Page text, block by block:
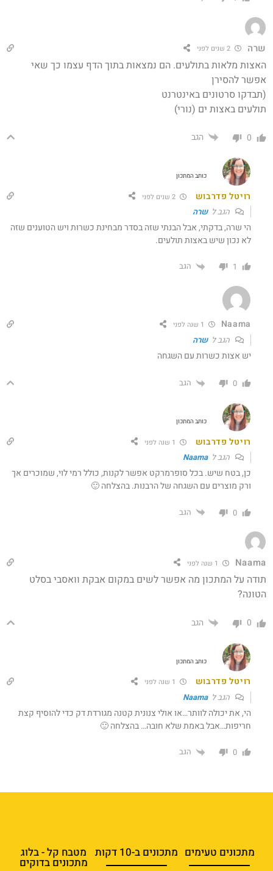
שרה 2 שנים לפני
האצות מלאות בתולעים. הם נמצאות בתוך הדף עצמו כך שאי
אפשר להסירן
(תבדקו סרטונים באינטרנט
תולעים באצות ים (נורי)
0 הגב
כותב המתכון
רויטל פדרבוש 2 שנים לפני
הגב לשרה
הי שרה, בדקתי, אבל הבנתי שזה בסדר מבחינת כשרות ויש הטוענים שזה
לא נכון שיש באצות תולעים.
1 הגב
Naama
הגב לשרה
יש אצות כשרות עם השגחה
0 הגב
כותב המתכון
רויטל פדרבוש
הגב לNaama
כן, בטח שיש. בכל סופרמרקט אפשר לקנות, כולל רמי לוי, שמוכרים אך
ורק מוצרים עם השגחה של הרבנות. בהצלחה 🙂
0 הגב
Naama
תודה על המתכון מה אפשר לשים במקום אבקת וואסבי בסלט
הטונה?
0 הגב
כותב המתכון
רויטל פדרבוש
הגב לNaama
הי, את יכולה לוותר…או אולי צנונית קטנה מגורדת דק כדי להוסיף קצת
חריפות…אבל באמת שלא חובה… בהצלחה 🙂
0 הגב
מתכונים טעימים מתכונים ב-10 דקות מטבח קל - בלוג
מתכונים בדוקים